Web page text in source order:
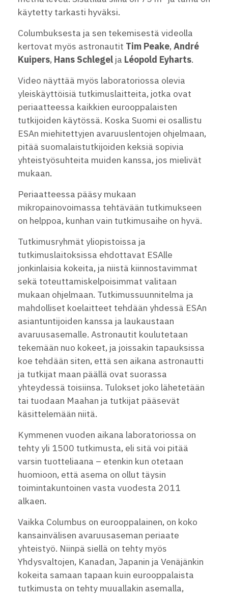
käytetty tarkasti hyväksi.
Columbuksesta ja sen tekemisestä videolla
kertovat myös astronautit Tim Peake, André
Kuipers, Hans Schlegel ja Léopold Eyharts.
Video näyttää myös laboratoriossa olevia
yleiskäyttöisiä tutkimuslaitteita, jotka ovat
periaatteessa kaikkien eurooppalaisten
tutkijoiden käytössä. Koska Suomi ei osallistu
ESAn miehitettyjen avaruuslentojen ohjelmaan,
pitää suomalaistutkijoiden keksiä sopivia
yhteistyösuhteita muiden kanssa, jos mielivät
mukaan.
Periaatteessa pääsy mukaan
mikropainovoimassa tehtävään tutkimukseen
on helppoa, kunhan vain tutkimusaihe on hyvä.
Tutkimusryhmät yliopistoissa ja
tutkimuslaitoksissa ehdottavat ESAlle
jonkinlaisia kokeita, ja niistä kiinnostavimmat
sekä toteuttamiskelpoisimmat valitaan
mukaan ohjelmaan. Tutkimussuunnitelma ja
mahdolliset koelaitteet tehdään yhdessä ESAn
asiantuntijoiden kanssa ja laukaustaan
avaruusasemalle. Astronautit koulutetaan
tekemään nuo kokeet, ja joissakin tapauksissa
koe tehdään siten, että sen aikana astronautti
ja tutkijat maan päällä ovat suorassa
yhteydessä toisiinsa. Tulokset joko lähetetään
tai tuodaan Maahan ja tutkijat pääsevät
käsittelemään niitä.
Kymmenen vuoden aikana laboratoriossa on
tehty yli 1500 tutkimusta, eli sitä voi pitää
varsin tuotteliaana – etenkin kun otetaan
huomioon, että asema on ollut täysin
toimintakuntoinen vasta vuodesta 2011
alkaen.
Vaikka Columbus on eurooppalainen, on koko
kansainvälisen avaruusaseman periaate
yhteistyö. Niinpä siellä on tehty myös
Yhdysvaltojen, Kanadan, Japanin ja Venäjänkin
kokeita samaan tapaan kuin eurooppalaista
tutkimusta on tehty muuallakin asemalla,